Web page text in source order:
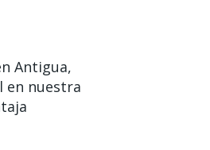
Antigua,
en nuestra